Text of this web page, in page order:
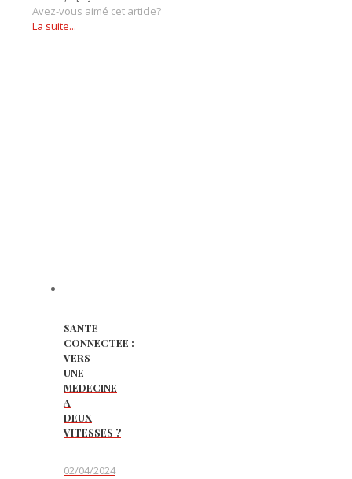
Avez-vous aimé cet article?
La suite...
SANTE
CONNECTEE :
VERS
UNE
MEDECINE
A
DEUX
VITESSES ?
02/04/2024